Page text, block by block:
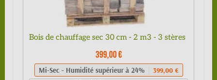
Bois de chauffage sec 30 cm - 2 m3 - 3 stères
399,00 €
Mi-Sec - Humidité supérieur à 24% 399,00 €